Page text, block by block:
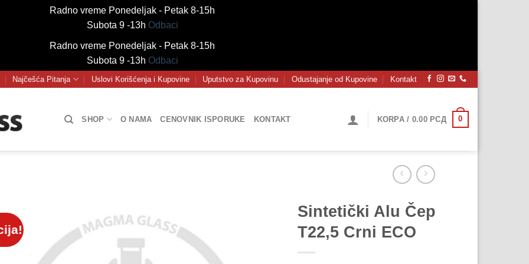
Radno vreme Ponedeljak - Petak 8-15h
Subota 9 -13h Odbaci
Radno vreme Ponedeljak - Petak 8-15h
Subota 9 -13h Odbaci
Najčešća Pitanja Uslovi Korišćenja i Kupovine Uputstvo za Kupovinu Odustajanje od Kupovine Kontakt
SHOP O NAMA CENOVNIK ISPORUKE KONTAKT KORPA / 0.00 РСД 0
Sintetički Alu Čep
T22,5 Crni ECO